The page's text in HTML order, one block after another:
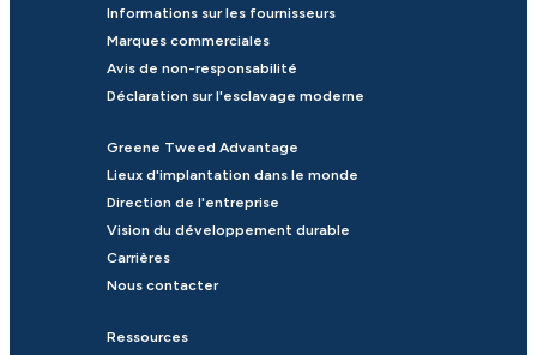
Informations sur les fournisseurs
Marques commerciales
Avis de non-responsabilité
Déclaration sur l'esclavage moderne
Greene Tweed Advantage
Lieux d'implantation dans le monde
Direction de l'entreprise
Vision du développement durable
Carrières
Nous contacter
Ressources